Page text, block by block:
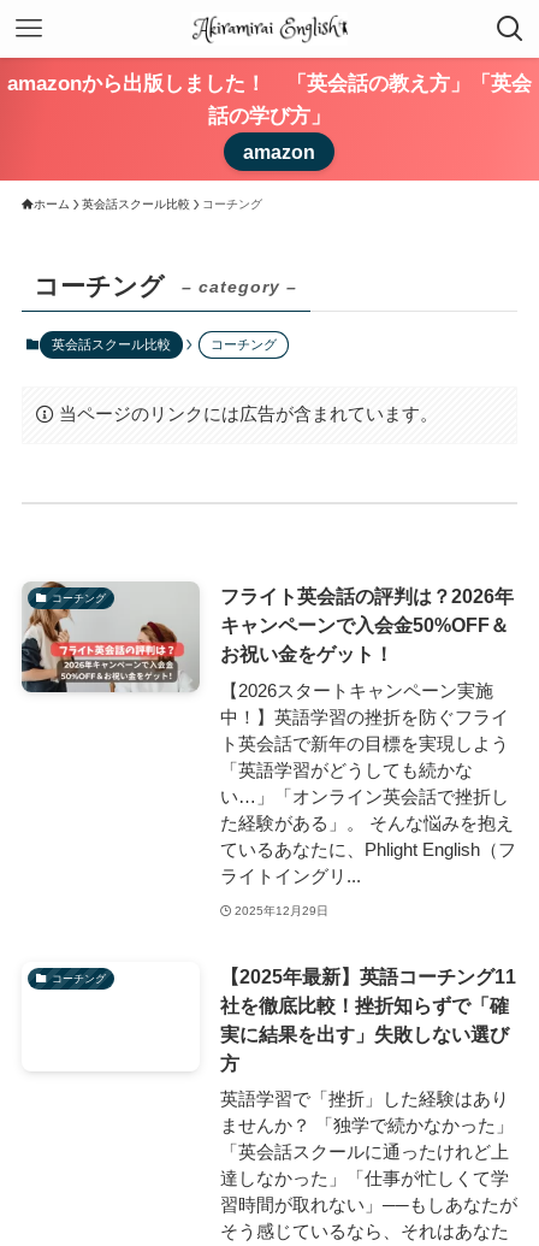
amazonから出版しました！ 「英会話の教え方」「英会
話の学び方」
amazon
ホーム 英会話スクール比較 コーチング
コーチング – category –
英会話スクール比較 コーチング
当ページのリンクには広告が含まれています。
コーチング
フライト英会話の評判は？2026年
キャンペーンで入会金50%OFF＆
お祝い金をゲット！
【2026スタートキャンペーン実施
中！】英語学習の挫折を防ぐフライ
ト英会話で新年の目標を実現しよう
「英語学習がどうしても続かな
い…」「オンライン英会話で挫折し
た経験がある」。 そんな悩みを抱え
ているあなたに、Phlight English（フ
ライトイングリ...
2025年12月29日
コーチング
【2025年最新】英語コーチング11
社を徹底比較！挫折知らずで「確
実に結果を出す」失敗しない選び
方
英語学習で「挫折」した経験はあり
ませんか？ 「独学で続かなかった」
「英会話スクールに通ったけれど上
達しなかった」「仕事が忙しくて学
習時間が取れない」──もしあなたが
そう感じているなら、それはあなた